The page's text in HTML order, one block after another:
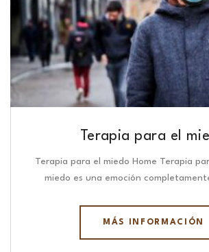
Terapia para el
Terapia para el miedo Home Terapia
miedo es una emoción
MÁS INFORMACIÓN